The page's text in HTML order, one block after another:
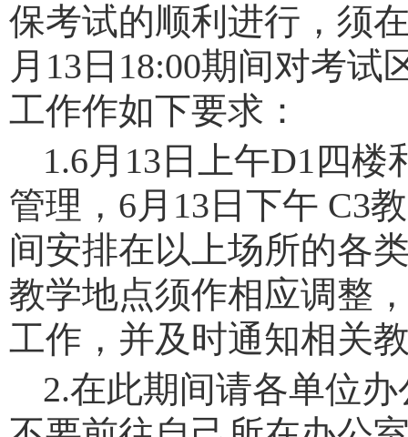
保考试的顺利进行，须
月13日18:00期间对考
工作作如下要求：
1.6月13日上午D1四楼
管理，6月13日下午 C3
间安排在以上场所的各
教学地点须作相应调整
工作，并及时通知相关
2.在此期间请各单位